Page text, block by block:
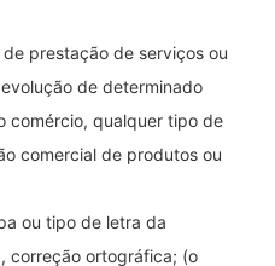
prestação de serviços ou
de determinado
comércio, qualquer tipo de
comercial de produtos ou
ou tipo de letra da
correção ortográfica; (o